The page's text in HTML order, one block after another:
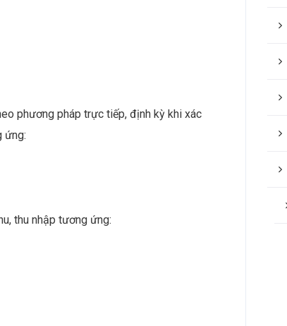
phương pháp trực tiếp, định kỳ khi xác
ứng:
thu nhập tương ứng: